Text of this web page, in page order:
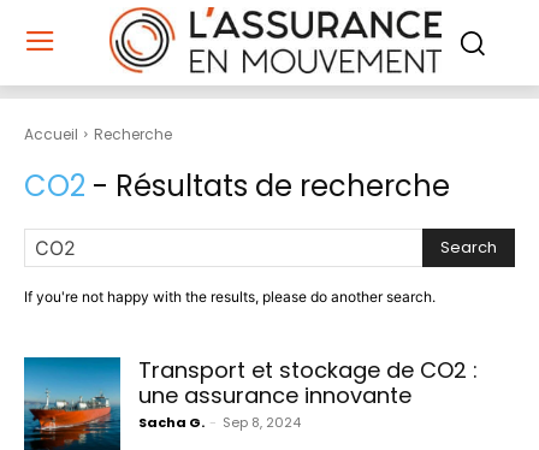
Accueil Recherche
CO2 - Résultats de recherche
Search
If you're not happy with the results, please do another search.
Transport et stockage de CO2 :
une assurance innovante
Sacha G. - Sep 8, 2024